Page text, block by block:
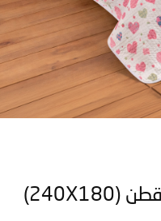
كوفرته هانيكوم 100% قطن (240X180)